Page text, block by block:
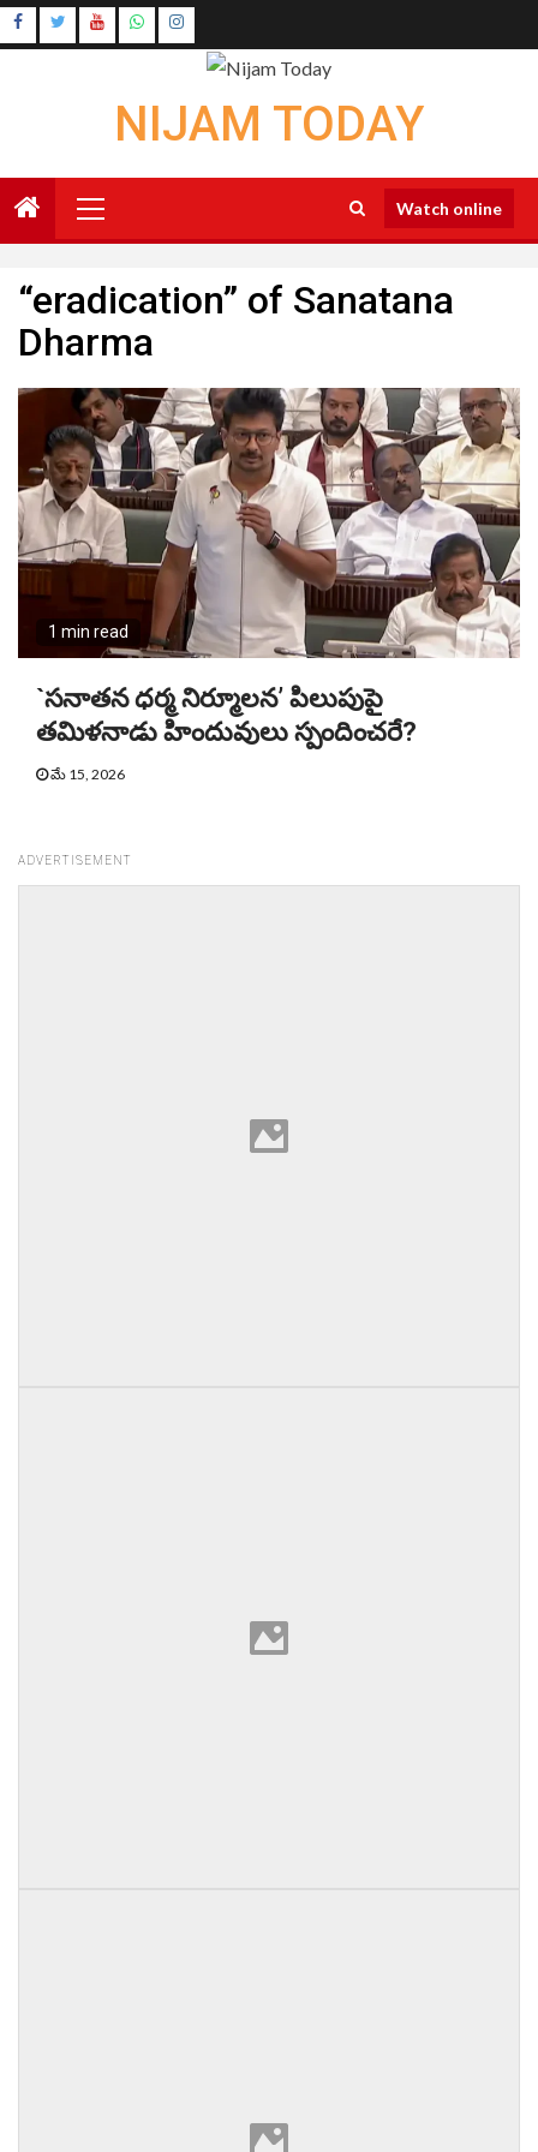
Skip
to
Instagram
NIJAM TODAY
Menu
Watch online
“eradication” of Sanatana
Dharma
1 min read
`సనాతన ధర్మ నిర్మూలన’ పిలుపుపై
తమిళనాడు హిందువులు స్పందించరే?
మే 15, 2026
ADVERTISEMENT